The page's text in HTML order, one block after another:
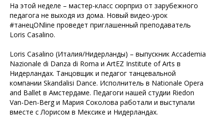
На этой неделе – мастер-класс сюрприз от зарубежного
педагога не выходя из дома. Новый видео-урок
#танецONline проведет приглашенный преподаватель
Loris Casalino.
Loris Casalino (Италия/Нидерланды) – выпускник Accademia
Nazionale di Danza di Roma и ArtEZ Institute of Arts в
Нидерландах. Танцовщик и педагог танцевальной
компании Skandalisi Dance. Исполнитель в Nationale Opera
and Ballet в Амстердаме. Педагоги нашей студии Riedon
Van-Den-Berg и Мария Соколова работали и выступали
вместе с Лорисом в Мексике и Нидерландах.